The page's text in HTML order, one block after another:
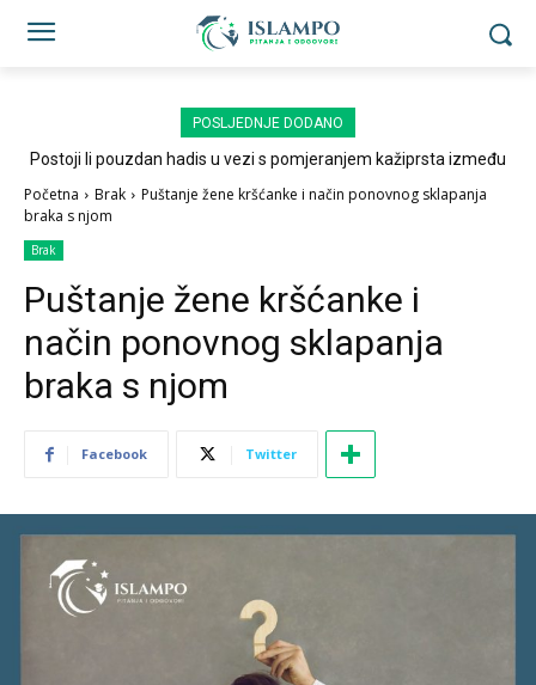
POSLJEDNJE DODANO
Postoji li pouzdan hadis u vezi s pomjeranjem kažiprsta između
Početna Brak
Puštanje žene kršćanke i način ponovnog sklapanja
braka s njom
Brak
Puštanje žene kršćanke i
način ponovnog sklapanja
braka s njom
Facebook Twitter